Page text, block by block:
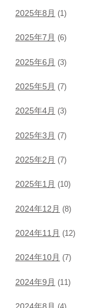
2025年8月 (1)
2025年7月 (6)
2025年6月 (3)
2025年5月 (7)
2025年4月 (3)
2025年3月 (7)
2025年2月 (7)
2025年1月 (10)
2024年12月 (8)
2024年11月 (12)
2024年10月 (7)
2024年9月 (11)